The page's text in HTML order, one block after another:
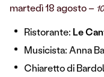
martedì 18 agosto –
Ristorante: Le
Musicista: Anna
Chiaretto di